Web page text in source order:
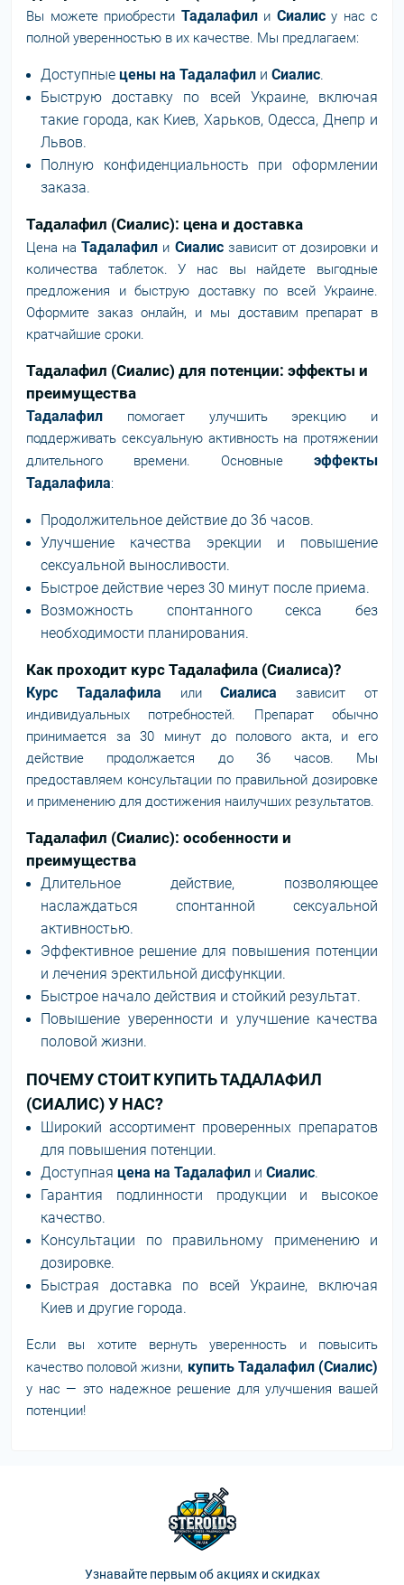
Вы можете приобрести Тадалафили Сиалису нас с
полной уверенностью в их качестве. Мы предлагаем:
Доступные цены на Тадалафил и Сиалис.
Быструю доставку по всей Украине, включая
такие города, как Киев, Харьков, Одесса, Днепр и
Львов.
Полную конфиденциальность при оформлении
заказа.
Тадалафил (Сиалис): цена и доставка
Цена наТадалафил и Сиалисзависит от дозировки и
количества таблеток. У нас вы найдете выгодные
предложения и быструю доставку по всей Украине.
Оформите заказ онлайн, и мы доставим препарат в
кратчайшие сроки.
Тадалафил (Сиалис) для потенции: эффекты и
преимущества
Тадалафил помогает улучшить эрекцию и
поддерживать сексуальную активность на протяжении
длительного времени. Основные эффекты
Тадалафила:
Продолжительное действие до 36 часов.
Улучшение качества эрекции и повышение
сексуальной выносливости.
Быстрое действие через 30 минут после приема.
Возможность спонтанного секса без
необходимости планирования.
Как проходит курс Тадалафила (Сиалиса)?
Курс Тадалафила илиСиалиса зависит от
индивидуальных потребностей. Препарат обычно
принимается за 30 минут до полового акта, и его
действие продолжается до 36 часов. Мы
предоставляем консультации по правильной дозировке
и применению для достижения наилучших результатов.
Тадалафил (Сиалис): особенности и
преимущества
Длительное действие, позволяющее
наслаждаться спонтанной сексуальной
активностью.
Эффективное решение для повышения потенции
и лечения эректильной дисфункции.
Быстрое начало действия и стойкий результат.
Повышение уверенности и улучшение качества
половой жизни.
ПОЧЕМУ СТОИТ КУПИТЬ ТАДАЛАФИЛ
(СИАЛИС) У НАС?
Широкий ассортимент проверенных препаратов
для повышения потенции.
Доступная цена на Тадалафил и Сиалис.
Гарантия подлинности продукции и высокое
качество.
Консультации по правильному применению и
дозировке.
Быстрая доставка по всей Украине, включая
Киев и другие города.
Если вы хотите вернуть уверенность и повысить
качество половой жизни, купить Тадалафил (Сиалис)
у нас — это надежное решение для улучшения вашей
потенции!
Узнавайте первым об акциях и скидках